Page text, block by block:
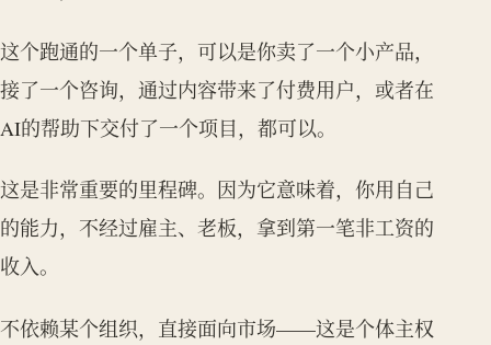
这个跑通的一个单子，可以是你卖了一个小产品，
接了一个咨询，通过内容带来了付费用户，或者在
AI的帮助下交付了一个项目，都可以。
这是非常重要的里程碑。因为它意味着，你用自己
的能力，不经过雇主、老板，拿到第一笔非工资的
收入。
不依赖某个组织，直接面向市场——这是个体主权